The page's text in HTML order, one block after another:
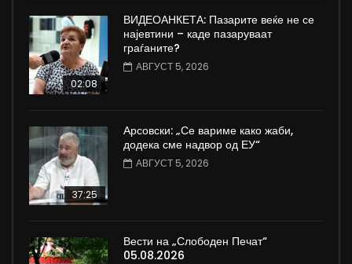
02:08
ВИДЕОАНКЕТА: Пазарите веќе не се
најевтини – каде пазаруваат
граѓаните?
АВГУСТ 5, 2026
37:25
Арсовски: „Се вариме како жаби,
додека сме надвор од ЕУ“
АВГУСТ 5, 2026
Вести на „Слободен Печат“
05.08.2026